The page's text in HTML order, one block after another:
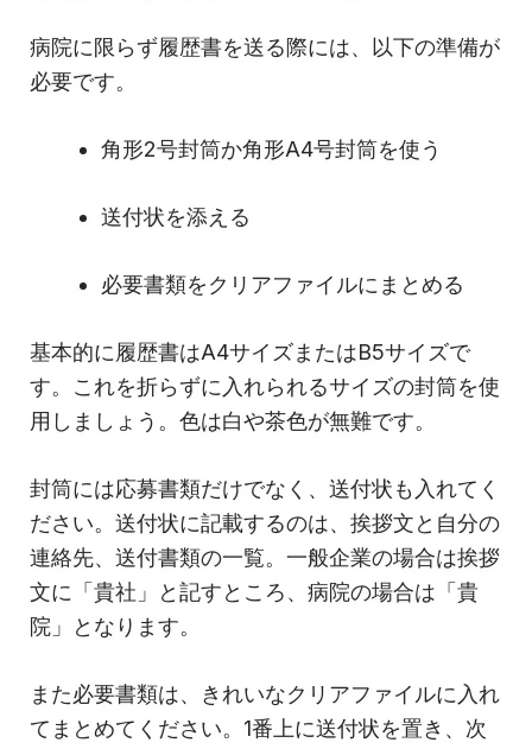
病院に限らず履歴書を送る際には、以下の準備が
必要です。
角形2号封筒か角形A4号封筒を使う
送付状を添える
必要書類をクリアファイルにまとめる
基本的に履歴書はA4サイズまたはB5サイズで
す。これを折らずに入れられるサイズの封筒を使
用しましょう。色は白や茶色が無難です。
封筒には応募書類だけでなく、送付状も入れてく
ださい。送付状に記載するのは、挨拶文と自分の
連絡先、送付書類の一覧。一般企業の場合は挨拶
文に「貴社」と記すところ、病院の場合は「貴
院」となります。
また必要書類は、きれいなクリアファイルに入れ
てまとめてください。1番上に送付状を置き、次